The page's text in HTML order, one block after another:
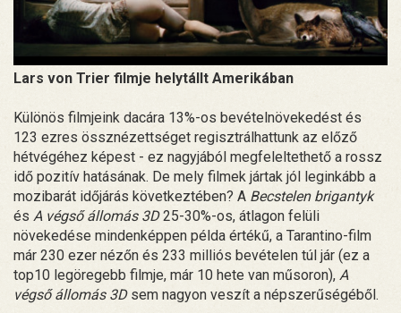
Lars von Trier filmje helytállt Amerikában
Különös filmjeink dacára 13%-os bevételnövekedést és
123 ezres össznézettséget regisztrálhattunk az előző
hétvégéhez képest - ez nagyjából megfeleltethető a rossz
idő pozitív hatásának. De mely filmek jártak jól leginkább a
mozibarát időjárás következtében? A Becstelen brigantyk
és A végső állomás 3D25-30%-os, átlagon felüli
növekedése mindenképpen példa értékű, a Tarantino-film
már 230 ezer nézőn és 233 milliós bevételen túl jár (ez a
top10 legöregebb filmje, már 10 hete van műsoron), A
végső állomás 3Dsem nagyon veszít a népszerűségéből.